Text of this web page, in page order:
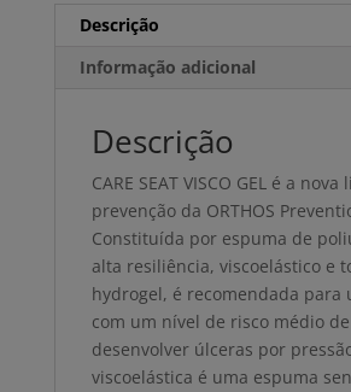
Descrição
Informação adicional
Descrição
CARE SEAT VISCO GEL é a
prevenção da ORTHOS
Constituída por espuma de
alta resiliência, viscoelástico e
hydrogel, é recomendada para
com um nível de risco médio de
desenvolver úlceras por
viscoelástica é uma espuma